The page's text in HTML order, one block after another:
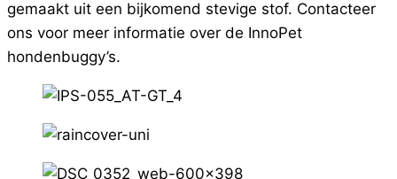
gemaakt uit een bijkomend stevige stof. Contacteer
ons voor meer informatie over de InnoPet
hondenbuggy’s.